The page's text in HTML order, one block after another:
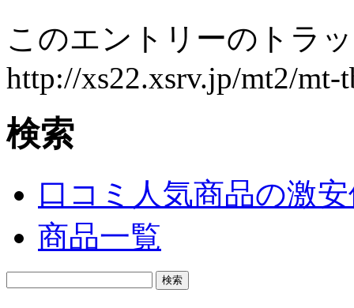
このエントリーのトラ
http://xs22.xsrv.jp/mt2/mt-
検索
口コミ人気商品の激
商品一覧